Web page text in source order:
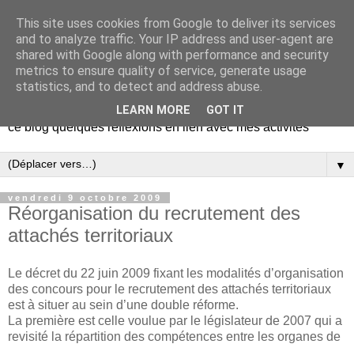
Le blog-notes de Marc
Guidoni
Juriste, formateur et dirigeant associatif, je vous propose sur
ce blog quelques réflexions en lien avec mes activités
▼
vendredi 9 octobre 2009
Réorganisation du recrutement des
attachés territoriaux
Le décret du 22 juin 2009 fixant les modalités d’organisation
des concours pour le recrutement des attachés territoriaux
est à situer au sein d’une double réforme.
La première est celle voulue par le législateur de 2007 qui a
revisité la répartition des compétences entre les organes de
This site uses cookies from Google to deliver its services
and to analyze traffic. Your IP address and user-agent are
shared with Google along with performance and security
metrics to ensure quality of service, generate usage
statistics, and to detect and address abuse.
LEARN MORE GOT IT